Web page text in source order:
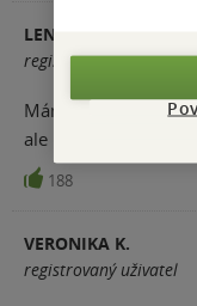
LENKA
registrovaný uživatel
Mám ráda knihy s
ale i tak jsem se
188
VERONIKA K.
registrovaný uživatel